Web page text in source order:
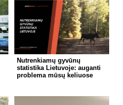
Nutrenkiamų gyvūnų
statistika Lietuvoje: auganti
problema mūsų keliuose